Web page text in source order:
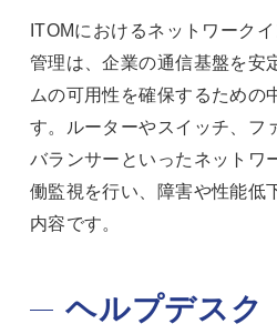
ITOMにおけるネットワーク
管理は、企業の通信基盤を安
ムの可用性を確保するための
す。ルーターやスイッチ、フ
バランサーといったネットワ
働監視を行い、障害や性能低
内容です。
ヘルプデスク